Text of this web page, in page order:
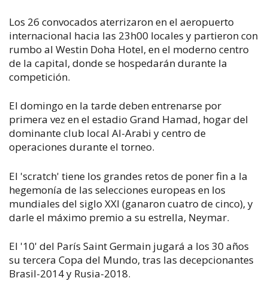
Los 26 convocados aterrizaron en el aeropuerto
internacional hacia las 23h00 locales y partieron con
rumbo al Westin Doha Hotel, en el moderno centro
de la capital, donde se hospedarán durante la
competición.
El domingo en la tarde deben entrenarse por
primera vez en el estadio Grand Hamad, hogar del
dominante club local Al-Arabi y centro de
operaciones durante el torneo.
El 'scratch' tiene los grandes retos de poner fin a la
hegemonía de las selecciones europeas en los
mundiales del siglo XXI (ganaron cuatro de cinco), y
darle el máximo premio a su estrella, Neymar.
El '10' del París Saint Germain jugará a los 30 años
su tercera Copa del Mundo, tras las decepcionantes
Brasil-2014 y Rusia-2018.